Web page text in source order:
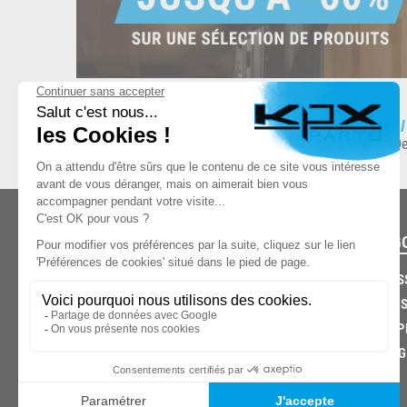
ESPACE DE STOCKAGE
8.500 produits en stock
03.85.32.96.74
© 2026 - KPX PARTS - SITE CRÉÉ PARLET'S CLIC